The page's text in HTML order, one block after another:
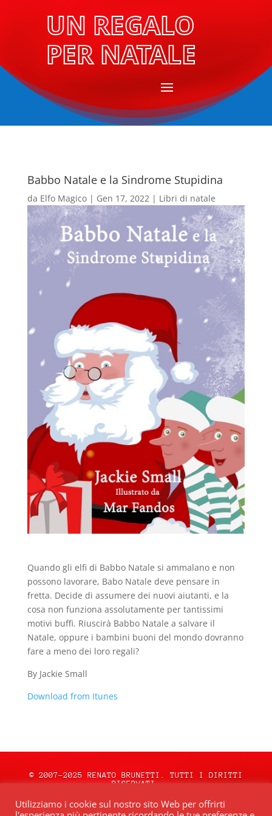
UN REGALO
PER NATALE
Babbo Natale e la Sindrome Stupidina
da Elfo Magico| Gen 17, 2022| Libri di natale
Quando gli elfi di Babbo Natale si ammalano e non
possono lavorare, Babo Natale deve pensare in
fretta. Decide di assumere dei nuovi aiutanti, e la
cosa non funziona assolutamente per tantissimi
motivi buffi. Riuscirà Babbo Natale a salvare il
Natale, oppure i bambini buoni del mondo dovranno
fare a meno dei loro regali?
By Jackie Small
Download from Itunes
© 2007-2025 RENATO BRUNETTI. TUTTI I DIRITTI
RISERVATI.
natale.oceweb.it è ospitato da:
OCEWeb
Network| POWERED BY BRWeb.it |
PRIVACY
Utilizziamo i cookie sul nostro sito Web per offrirti